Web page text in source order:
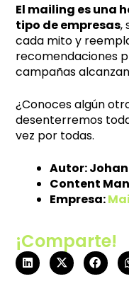
El mailing es una
tipo de empresas,
cada mito y
recomendaciones
campañas
¿Conoces algún
desenterremos
vez por todas.
Autor:
Content
Empresa:
¡Comparte!